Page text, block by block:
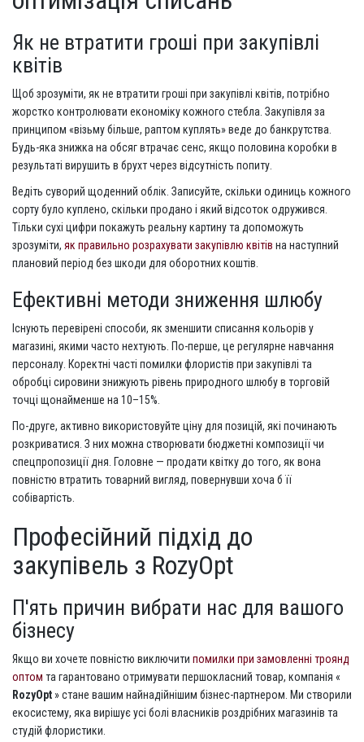
Як не втратити гроші при закупівлі
квітів
Щоб зрозуміти, як не втратити гроші при закупівлі квітів, потрібно
жорстко контролювати економіку кожного стебла. Закупівля за
принципом «візьму більше, раптом куплять» веде до банкрутства.
Будь-яка знижка на обсяг втрачає сенс, якщо половина коробки в
результаті вирушить в брухт через відсутність попиту.
Ведіть суворий щоденний облік. Записуйте, скільки одиниць кожного
сорту було куплено, скільки продано і який відсоток одружився.
Тільки сухі цифри покажуть реальну картину та допоможуть
зрозуміти, як правильно розрахувати закупівлю квітів на наступний
плановий період без шкоди для оборотних коштів.
Ефективні методи зниження шлюбу
Існують перевірені способи, як зменшити списання кольорів у
магазині, якими часто нехтують. По-перше, це регулярне навчання
персоналу. Коректні часті помилки флористів при закупівлі та
обробці сировини знижують рівень природного шлюбу в торговій
точці щонайменше на 10–15%.
По-друге, активно використовуйте ціну для позицій, які починають
розкриватися. З них можна створювати бюджетні композиції чи
спецпропозиції дня. Головне — продати квітку до того, як вона
повністю втратить товарний вигляд, повернувши хоча б її
собівартість.
Професійний підхід до
закупівель з RozyOpt
П'ять причин вибрати нас для вашого
бізнесу
Якщо ви хочете повністю виключити помилки при замовленні троянд
оптом та гарантовано отримувати першокласний товар, компанія «
RozyOpt » стане вашим найнадійнішим бізнес-партнером. Ми створили
екосистему, яка вирішує усі болі власників роздрібних магазинів та
студій флористики.